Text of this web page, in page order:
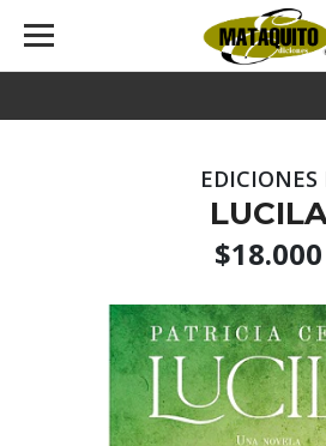
EDICIONES
$18.000